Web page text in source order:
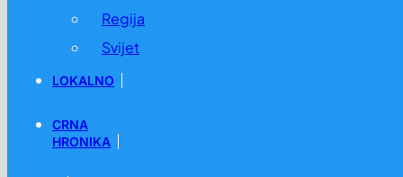
Regija
Svijet
LOKALNO
CRNA
HRONIKA